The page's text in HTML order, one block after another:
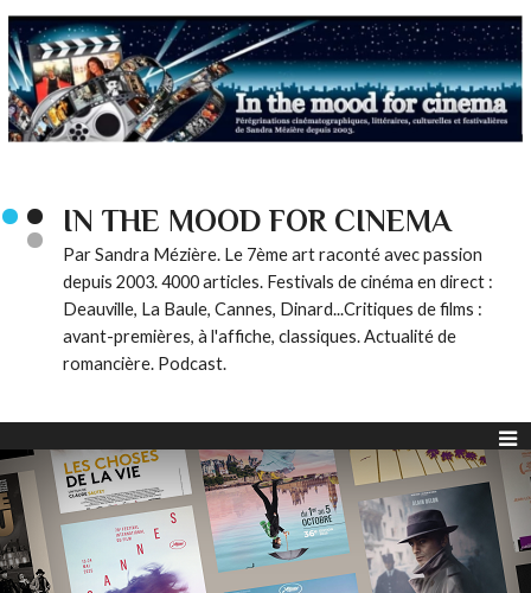
IN THE MOOD FOR CINEMA
Par Sandra Mézière. Le 7ème art raconté avec passion
depuis 2003. 4000 articles. Festivals de cinéma en direct :
Deauville, La Baule, Cannes, Dinard...Critiques de films :
avant-premières, à l'affiche, classiques. Actualité de
romancière. Podcast.